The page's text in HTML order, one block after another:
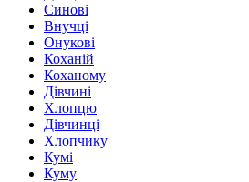
Синові
Внучці
Онукові
Коханій
Коханому
Дівчині
Хлопцю
Дівчинці
Хлопчику
Кумі
Куму